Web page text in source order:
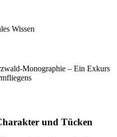
Wissen
Monographie – Ein Exkurs
und Tücken